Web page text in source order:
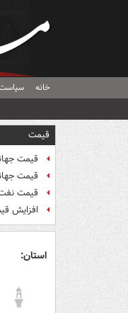
خانه
قیمت
قیمت جهانی
قیمت جهانی
قیمت نفت برنت
افزایش
استان: